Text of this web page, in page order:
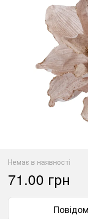
Немає в наявності
71.00 грн